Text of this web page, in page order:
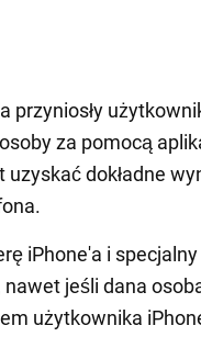
przyniosły
za pomocą
dokładne
iPhone'a i
jeśli dana
użytkownika